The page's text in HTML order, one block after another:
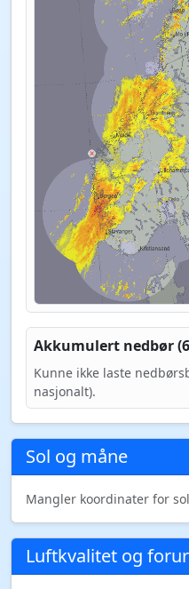
Akkumulert nedbør
Kunne ikke laste
nasjonalt).
Sol og måne
Mangler koordinater for
Luftkvalitet og